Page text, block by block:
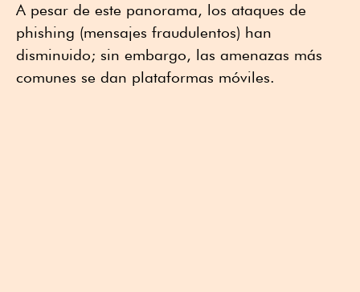
A pesar de este panorama, los ataques de
phishing (mensajes fraudulentos) han
disminuido; sin embargo, las amenazas más
comunes se dan plataformas móviles.